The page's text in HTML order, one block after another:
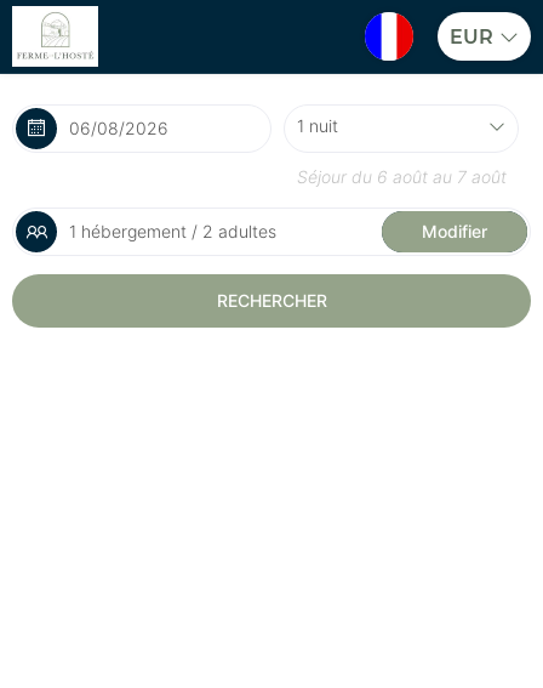
EUR
Séjour du 6 août au 7 août
1 hébergement / 2 adultes Modifier